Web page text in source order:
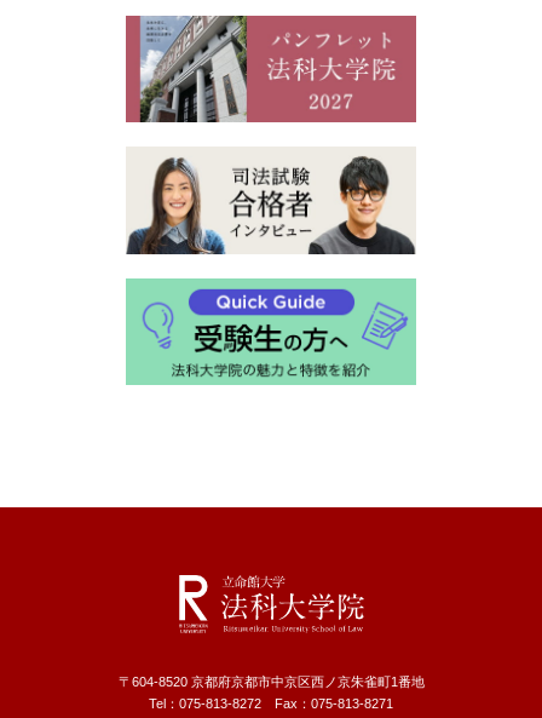
〒604-8520 京都府京都市中京区西ノ京朱雀町1番地
Tel：075-813-8272 Fax：075-813-8271